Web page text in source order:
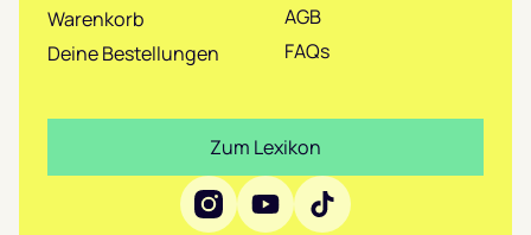
Warenkorb
Deine Bestellungen
AGB
FAQs
Social Media
Zum Lexikon